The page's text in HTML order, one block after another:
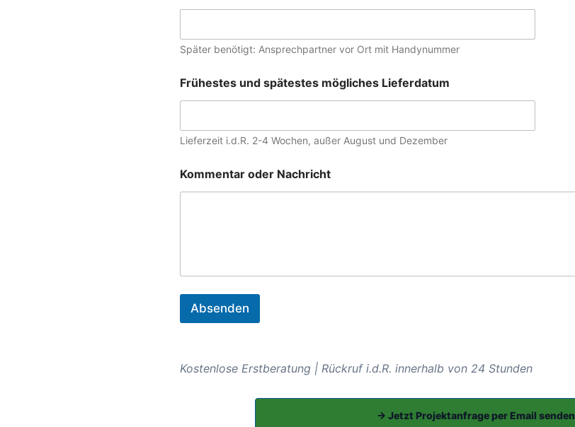
Später benötigt: Ansprechpartner vor Ort mit Handynummer
i
e
e
r
a
t
u
a
a
h
c
Frühestes und spätestes mögliches Lieferdatum
Lieferzeit i.d.R. 2-4 Wochen, außer August und Dezember
Kommentar oder Nachricht
Absenden
Kostenlose Erstberatung | Rückruf i.d.R. innerhalb von 24 Stunden
→ Jetzt Projektanfrage per Email senden